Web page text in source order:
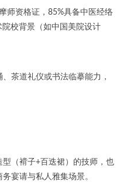
资格证，85%具备中医经络
校背景（如中国美院设计
茶道礼仪或书法临摹能力，
（褙子+百迭裙）的技师，也
宴请与私人雅集场景。